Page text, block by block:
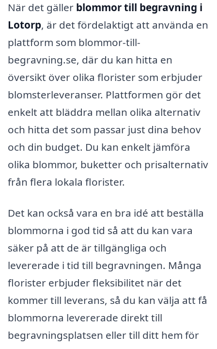
När det gäller blommor till begravning i
Lotorp, är det fördelaktigt att använda en
plattform som blommor-till-
begravning.se, där du kan hitta en
översikt över olika florister som erbjuder
blomsterleveranser. Plattformen gör det
enkelt att bläddra mellan olika alternativ
och hitta det som passar just dina behov
och din budget. Du kan enkelt jämföra
olika blommor, buketter och prisalternativ
från flera lokala florister.
Det kan också vara en bra idé att beställa
blommorna i god tid så att du kan vara
säker på att de är tillgängliga och
levererade i tid till begravningen. Många
florister erbjuder fleksibilitet när det
kommer till leverans, så du kan välja att få
blommorna levererade direkt till
begravningsplatsen eller till ditt hem för